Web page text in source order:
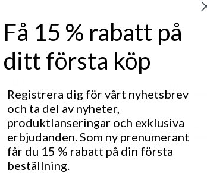
Prestanda
PROTECTION (TERRAIN) 6/6
Få 15 % rabatt på
ditt första köp
Registrera dig för vårt nyhetsbrev
och ta del av nyheter,
produktlanseringar och exklusiva
erbjudanden. Som ny prenumerant
får du 15 % rabatt på din första
beställning.